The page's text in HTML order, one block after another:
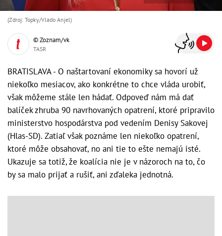
(Zdroj: Topky/Vlado Anjel)
© Zoznam/vk
TASR
BRATISLAVA - O naštartovaní ekonomiky sa hovorí už
niekoľko mesiacov, ako konkrétne to chce vláda urobiť,
však môžeme stále len hádať. Odpoveď nám má dať
balíček zhruba 90 navrhovaných opatrení, ktoré pripravilo
ministerstvo hospodárstva pod vedením Denisy Sakovej
(Hlas-SD). Zatiaľ však poznáme len niekoľko opatrení,
ktoré môže obsahovať, no ani tie to ešte nemajú isté.
Ukazuje sa totiž, že koalícia nie je v názoroch na to, čo
by sa malo prijať a rušiť, ani zďaleka jednotná.